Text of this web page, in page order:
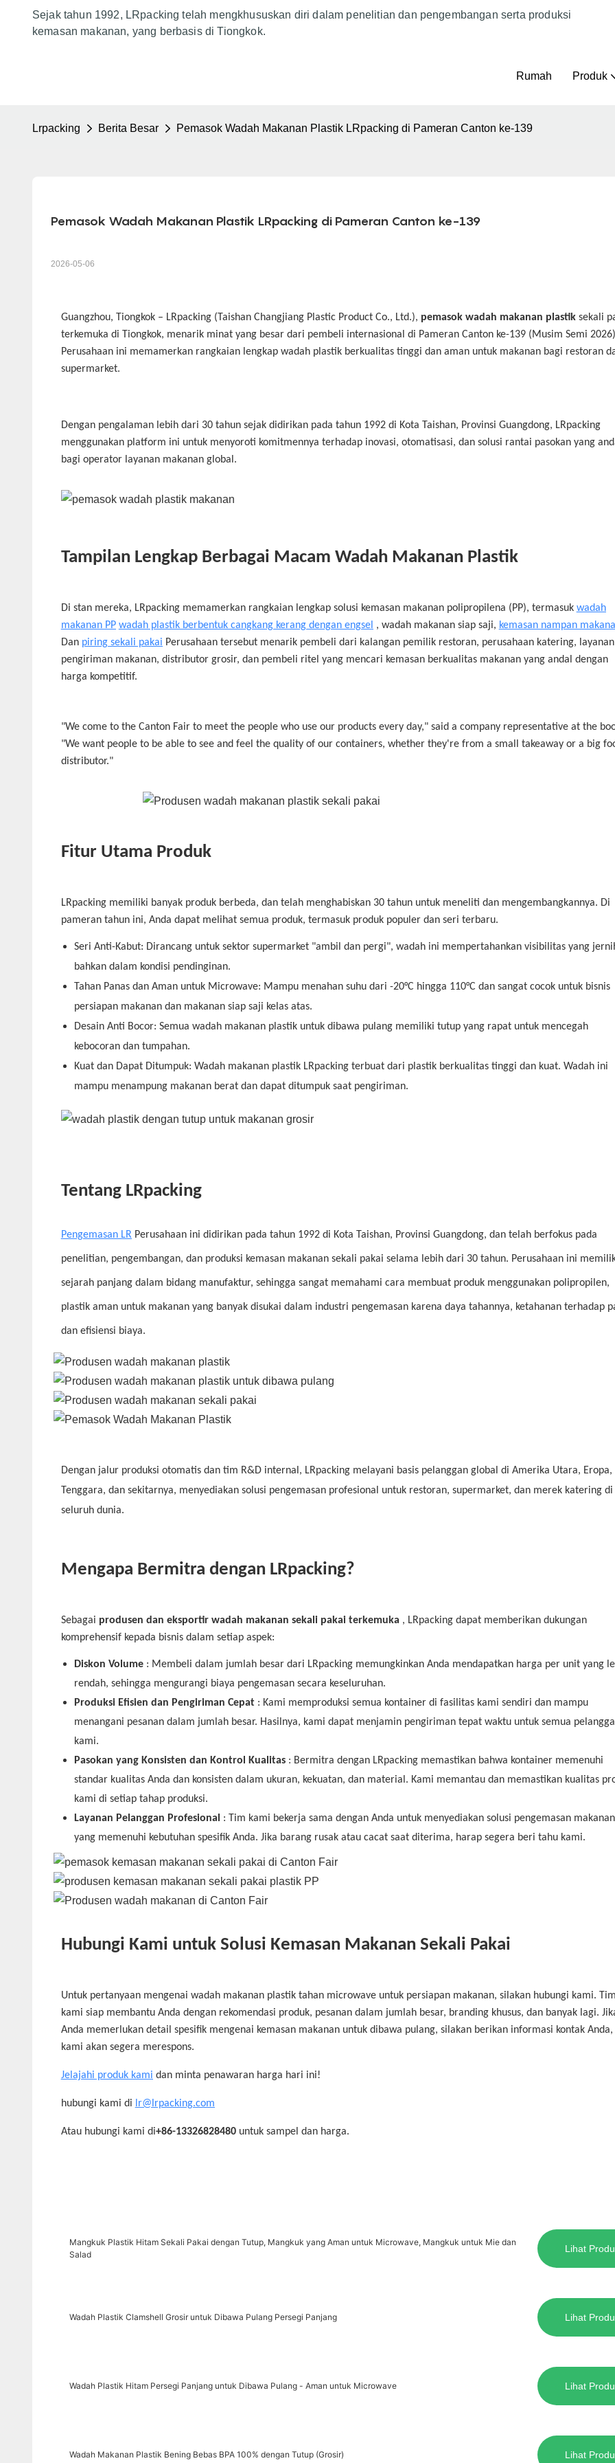
Sejak tahun 1992, LRpacking telah mengkhususkan diri dalam penelitian dan pengembangan serta produksi
kemasan makanan, yang berbasis di Tiongkok.
Rumah Produk
Lrpacking Berita Besar Pemasok Wadah Makanan Plastik LRpacking di Pameran Canton ke-139
Pemasok Wadah Makanan Plastik LRpacking di Pameran Canton ke-139
2026-05-06
Guangzhou, Tiongkok – LRpacking (Taishan Changjiang Plastic Product Co., Ltd.), pemasok wadah makanan plastiksekali
terkemuka di Tiongkok, menarik minat yang besar dari pembeli internasional di Pameran Canton ke-139 (Musim Semi
Perusahaan ini memamerkan rangkaian lengkap wadah plastik berkualitas tinggi dan aman untuk makanan bagi restoran
supermarket.
Dengan pengalaman lebih dari 30 tahun sejak didirikan pada tahun 1992 di Kota Taishan, Provinsi Guangdong, LRpacking
menggunakan platform ini untuk menyoroti komitmennya terhadap inovasi, otomatisasi, dan solusi rantai pasokan yang
bagi operator layanan makanan global.
Tampilan Lengkap Berbagai Macam Wadah Makanan Plastik
Di stan mereka, LRpacking memamerkan rangkaian lengkap solusi kemasan makanan polipropilena (PP), termasuk wadah
makanan PP wadah plastik berbentuk cangkang kerang dengan engsel , wadah makanan siap saji, kemasan nampan
Dan piring sekali pakai Perusahaan tersebut menarik pembeli dari kalangan pemilik restoran, perusahaan katering, layanan
pengiriman makanan, distributor grosir, dan pembeli ritel yang mencari kemasan berkualitas makanan yang andal dengan
harga kompetitif.
"We come to the Canton Fair to meet the people who use our products every day," said a company representative at the
"We want people to be able to see and feel the quality of our containers, whether they're from a small takeaway or a big
distributor."
Fitur Utama Produk
LRpacking memiliki banyak produk berbeda, dan telah menghabiskan 30 tahun untuk meneliti dan mengembangkannya. Di
pameran tahun ini, Anda dapat melihat semua produk, termasuk produk populer dan seri terbaru.
Seri Anti-Kabut: Dirancang untuk sektor supermarket "ambil dan pergi", wadah ini mempertahankan visibilitas yang
bahkan dalam kondisi pendinginan.
Tahan Panas dan Aman untuk Microwave: Mampu menahan suhu dari -20°C hingga 110°C dan sangat cocok untuk bisnis
persiapan makanan dan makanan siap saji kelas atas.
Desain Anti Bocor: Semua wadah makanan plastik untuk dibawa pulang memiliki tutup yang rapat untuk mencegah
kebocoran dan tumpahan.
Kuat dan Dapat Ditumpuk: Wadah makanan plastik LRpacking terbuat dari plastik berkualitas tinggi dan kuat. Wadah ini
mampu menampung makanan berat dan dapat ditumpuk saat pengiriman.
Tentang LRpacking
Pengemasan LRPerusahaan ini didirikan pada tahun 1992 di Kota Taishan, Provinsi Guangdong, dan telah berfokus pada
penelitian, pengembangan, dan produksi kemasan makanan sekali pakai selama lebih dari 30 tahun. Perusahaan ini
sejarah panjang dalam bidang manufaktur, sehingga sangat memahami cara membuat produk menggunakan polipropilen,
plastik aman untuk makanan yang banyak disukai dalam industri pengemasan karena daya tahannya, ketahanan terhadap
dan efisiensi biaya.
Dengan jalur produksi otomatis dan tim R&D internal, LRpacking melayani basis pelanggan global di Amerika Utara, Eropa,
Tenggara, dan sekitarnya, menyediakan solusi pengemasan profesional untuk restoran, supermarket, dan merek katering di
seluruh dunia.
Mengapa Bermitra dengan LRpacking?
Sebagai produsen dan eksportir wadah makanan sekali pakai terkemuka , LRpacking dapat memberikan dukungan
komprehensif kepada bisnis dalam setiap aspek:
Diskon Volume : Membeli dalam jumlah besar dari LRpacking memungkinkan Anda mendapatkan harga per unit yang
rendah, sehingga mengurangi biaya pengemasan secara keseluruhan.
Produksi Efisien dan Pengiriman Cepat : Kami memproduksi semua kontainer di fasilitas kami sendiri dan mampu
menangani pesanan dalam jumlah besar. Hasilnya, kami dapat menjamin pengiriman tepat waktu untuk semua
kami.
Pasokan yang Konsisten dan Kontrol Kualitas : Bermitra dengan LRpacking memastikan bahwa kontainer memenuhi
standar kualitas Anda dan konsisten dalam ukuran, kekuatan, dan material. Kami memantau dan memastikan kualitas
kami di setiap tahap produksi.
Layanan Pelanggan Profesional
: Tim kami bekerja sama dengan Anda untuk menyediakan solusi pengemasan makanan
yang memenuhi kebutuhan spesifik Anda. Jika barang rusak atau cacat saat diterima, harap segera beri tahu kami.
Hubungi Kami untuk Solusi Kemasan Makanan Sekali Pakai
Untuk pertanyaan mengenai wadah makanan plastik tahan microwave untuk persiapan makanan, silakan hubungi kami.
kami siap membantu Anda dengan rekomendasi produk, pesanan dalam jumlah besar, branding khusus, dan banyak lagi.
Anda memerlukan detail spesifik mengenai kemasan makanan untuk dibawa pulang, silakan berikan informasi kontak Anda,
kami akan segera merespons.
Jelajahi produk kami dan minta penawaran harga hari ini!
hubungi kami di lr@lrpacking.com
Atau hubungi kami di+86-13326828480untuk sampel dan harga.
Mangkuk Plastik Hitam Sekali Pakai dengan Tutup, Mangkuk yang Aman untuk Microwave, Mangkuk untuk Mie dan
Salad
Lihat
Wadah Plastik Clamshell Grosir untuk Dibawa Pulang Persegi Panjang Lihat
Wadah Plastik Hitam Persegi Panjang untuk Dibawa Pulang - Aman untuk Microwave Lihat
Wadah Makanan Plastik Bening Bebas BPA 100% dengan Tutup (Grosir) Lihat